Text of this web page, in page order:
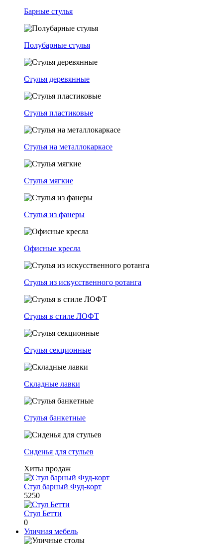
Барные стулья
Полубарные стулья
Стулья деревянные
Стулья пластиковые
Стулья на металлокаркасе
Стулья мягкие
Стулья из фанеры
Офисные кресла
Стулья из искусственного ротанга
Стулья в стиле ЛОФТ
Стулья секционные
Складные лавки
Стулья банкетные
Сиденья для стульев
Хиты продаж
Стул барный Фуд-корт
5250
Стул Бетти
0
Уличная мебель